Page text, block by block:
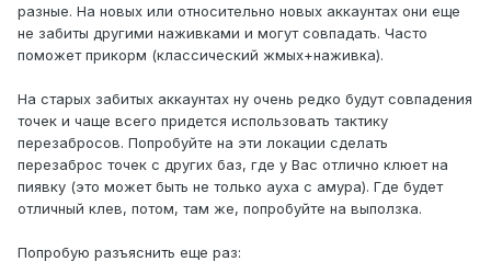
разные. На новых или относительно новых аккаунтах они еще
не забиты другими наживками и могут совпадать. Часто
поможет прикорм (классический жмых+наживка).
На старых забитых аккаунтах ну очень редко будут совпадения
точек и чаще всего придется использовать тактику
перезабросов. Попробуйте на эти локации сделать
перезаброс точек с других баз, где у Вас отлично клюет на
пиявку (это может быть не только ауха с амура). Где будет
отличный клев, потом, там же, попробуйте на выползка.
Попробую разъяснить еще раз: